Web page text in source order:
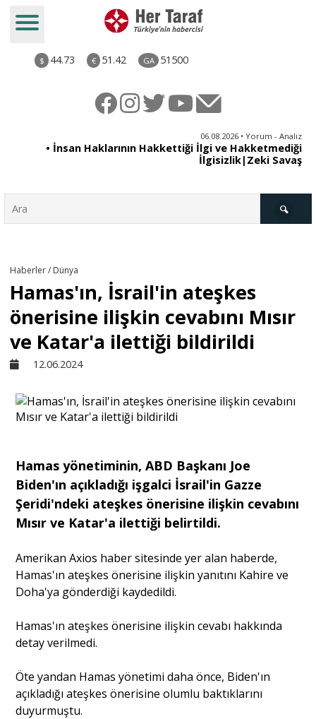
$ 44.73 € 51.42 GA 51500
06.08.2026 • Yorum - Analiz
• İnsan Haklarının Hakkettiği İlgi ve Hakketmediği
İlgisizlik|Zeki Savaş
Derkenar
Sivil Toplum
Kültür - Sanat
Dünya
Yorum - Analiz
Söyleşi
Yazı Dizisi
Portre
Haberler / Dünya
Hamas'ın, İsrail'in ateşkes
önerisine ilişkin cevabını Mısır
ve Katar'a ilettiği bildirildi
12.06.2024
Hamas yönetiminin, ABD Başkanı Joe
Biden'ın açıkladığı işgalci İsrail'in Gazze
Şeridi'ndeki ateşkes önerisine ilişkin cevabını
Mısır ve Katar'a ilettiği belirtildi.
Amerikan Axios haber sitesinde yer alan haberde,
Hamas'ın ateşkes önerisine ilişkin yanıtını Kahire ve
Doha'ya gönderdiği kaydedildi.
Hamas'ın ateşkes önerisine ilişkin cevabı hakkında
detay verilmedi.
Öte yandan Hamas yönetimi daha önce, Biden'ın
açıkladığı ateşkes önerisine olumlu baktıklarını
duyurmuştu.